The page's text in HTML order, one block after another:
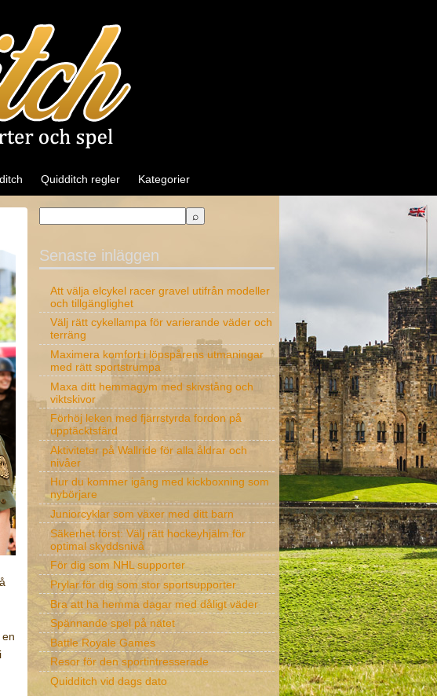
Quidditch regler Kategorier
Senaste inläggen
Att välja elcykel racer gravel utifrån modeller
och tillgänglighet
Välj rätt cykellampa för varierande väder och
terräng
Maximera komfort i löpspårens utmaningar
med rätt sportstrumpa
Maxa ditt hemmagym med skivstång och
viktskivor
Förhöj leken med fjärrstyrda fordon på
upptäcktsfärd
Aktiviteter på Wallride för alla åldrar och
nivåer
Hur du kommer igång med kickboxning som
nybörjare
Juniorcyklar som växer med ditt barn
Säkerhet först: Välj rätt hockeyhjälm för
optimal skyddsnivå
För dig som NHL supporter
Prylar för dig som stor sportsupporter
Bra att ha hemma dagar med dåligt väder
Spännande spel på nätet
Battle Royale Games
Resor för den sportintresserade
Quidditch vid dags dato